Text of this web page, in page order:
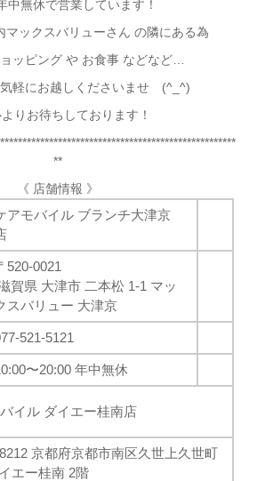
中無休で営業しています！
マックスバリューさん の隣にある為
ッピング や お食事 などなど…
軽にお越しくださいませ (^_^)
りお待ちしております！
**
《 店舗情報 》
アモバイル ブランチ大津京
520-0021
賀県 大津市 二本松 1-1 マッ
スバリュー 大津京
521-5121
〜20:00 年中無休
イル ダイエー桂南店
京都府京都市南区久世上久世町
エー桂南 2階